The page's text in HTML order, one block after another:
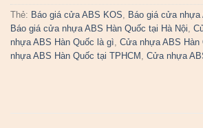
Thẻ: Báo giá cửa ABS KOS, Báo giá cửa nhựa
Báo giá cửa nhựa ABS Hàn Quốc tại Hà Nội,
nhựa ABS Hàn Quốc là gì, Cửa nhựa ABS
nhựa ABS Hàn Quốc tại TPHCM , Cửa nhựa